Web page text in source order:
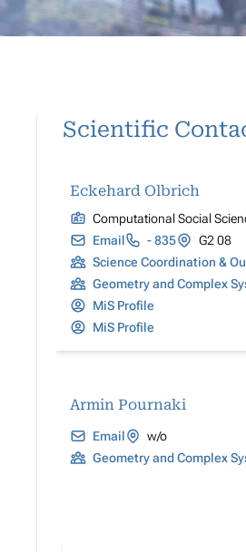
Scientific
Eckehard Olbrich
Computational Social
Email
- 835
G2 08
Science Coordination &
Geometry and Complex
MiS Profile
MiS Profile
Armin Pournaki
Email
w/o
Geometry and Complex